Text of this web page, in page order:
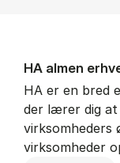
HA al­men
HA er en bred
der lærer dig
virksomheders
virksomheder